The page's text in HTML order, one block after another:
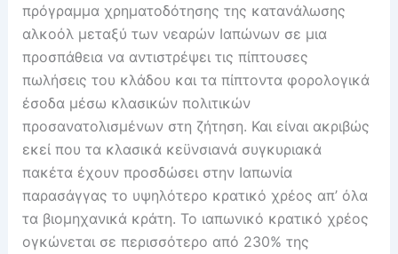
πρόγραμμα χρηματοδότησης της κατανάλωσης
αλκοόλ μεταξύ των νεαρών Ιαπώνων σε μια
προσπάθεια να αντιστρέψει τις πίπτουσες
πωλήσεις του κλάδου και τα πίπτοντα φορολογικά
έσοδα μέσω κλασικών πολιτικών
προσανατολισμένων στη ζήτηση. Και είναι ακριβώς
εκεί που τα κλασικά κεϋνσιανά συγκυριακά
πακέτα έχουν προσδώσει στην Ιαπωνία
παρασάγγας το υψηλότερο κρατικό χρέος απ’ όλα
τα βιομηχανικά κράτη. Το ιαπωνικό κρατικό χρέος
ογκώνεται σε περισσότερο από 230% της